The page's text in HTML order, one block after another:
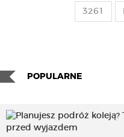
3261
POPULARNE